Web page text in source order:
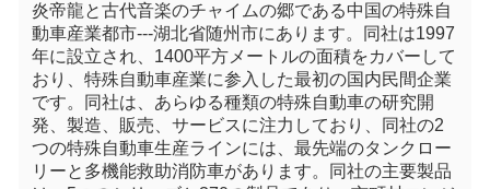
炎帝龍と古代音楽のチャイムの郷である中国の特殊自
動車産業都市---湖北省随州市にあります。同社は1997
年に設立され、1400平方メートルの面積をカバーして
おり、特殊自動車産業に参入した最初の国内民間企業
です。同社は、あらゆる種類の特殊自動車の研究開
発、製造、販売、サービスに注力しており、同社の2
つの特殊自動車生産ラインには、最先端のタンクロー
リーと多機能救助消防車があります。同社の主要製品